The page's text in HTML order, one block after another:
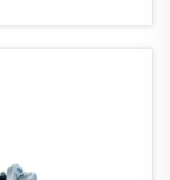
da svi